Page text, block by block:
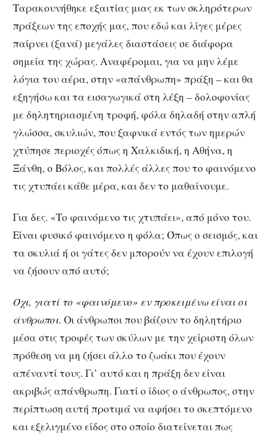
Ταρακουνήθηκε εξαιτίας μιας εκ των σκληρότερων
πράξεων της εποχής μας, που εδώ και λίγες μέρες
παίρνει (ξανά) μεγάλες διαστάσεις σε διάφορα
σημεία της χώρας. Αναφέρομαι, για να μην λέμε
λόγια του αέρα, στην «απάνθρωπη» πράξη – και θα
εξηγήσω και τα εισαγωγικά στη λέξη – δολοφονίας
με δηλητηριασμένη τροφή, φόλα δηλαδή στην απλή
γλώσσα, σκυλιών, που ξαφνικά εντός των ημερών
χτύπησε περιοχές όπως η Χαλκιδική, η Αθήνα, η
Ξάνθη, ο Βόλος, και πολλές άλλες που το φαινόμενο
τις χτυπάει κάθε μέρα, και δεν το μαθαίνουμε.
Για δες. «Το φαινόμενο τις χτυπάει», από μόνο του.
Είναι φυσικό φαινόμενο η φόλα; Όπως ο σεισμός, και
τα σκυλιά ή οι γάτες δεν μπορούν να έχουν επιλογή
να ζήσουν από αυτό;
Όχι, γιατί το «φαινόμενο» εν προκειμένω είναι οι
άνθρωποι. Οι άνθρωποι που βάζουν το δηλητήριο
μέσα στις τροφές των σκύλων με την χείριστη όλων
πρόθεση να μη ζήσει άλλο το ζωάκι που έχουν
απέναντί τους. Γι’ αυτό και η πράξη δεν είναι
ακριβώς απάνθρωπη. Γιατί ο ίδιος ο άνθρωπος, στην
περίπτωση αυτή προτιμά να αφήσει το σκεπτόμενο
και εξελιγμένο είδος στο οποίο διατείνεται πως